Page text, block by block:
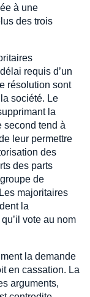
à une
des trois
requis d’un
résolution sont
société. Le
la
second tend à
leur permettre
des
des parts
de
majoritaires
la
vote au nom
la demande
en cassation. La
arguments,